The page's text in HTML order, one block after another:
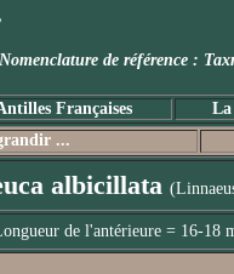
Nomenclature de référence
Françaises La
...
albicillata
de l'antérieure = 16-18